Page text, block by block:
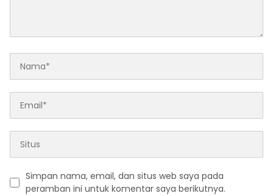
Simpan nama, email, dan situs web saya pada
peramban ini untuk komentar saya berikutnya.